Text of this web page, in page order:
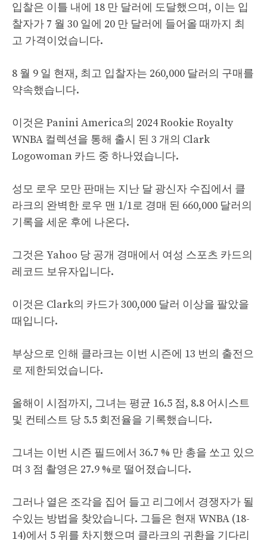
입찰은 이틀 내에 18 만 달러에 도달했으며, 이는 입
찰자가 7 월 30 일에 20 만 달러에 들어올 때까지 최
고 가격이었습니다.
8 월 9 일 현재, 최고 입찰자는 260,000 달러의 구매를
약속했습니다.
이것은 Panini America의 2024 Rookie Royalty
WNBA 컬렉션을 통해 출시 된 3 개의 Clark
Logowoman 카드 중 하나였습니다.
성모 로우 모만 판매는 지난 달 광신자 수집에서 클
라크의 완벽한 로우 맨 1/1로 경매 된 660,000 달러의
기록을 세운 후에 나온다.
그것은 Yahoo 당 공개 경매에서 여성 스포츠 카드의
레코드 보유자입니다.
이것은 Clark의 카드가 300,000 달러 이상을 팔았을
때입니다.
부상으로 인해 클라크는 이번 시즌에 13 번의 출전으
로 제한되었습니다.
올해이 시점까지, 그녀는 평균 16.5 점, 8.8 어시스트
및 컨테스트 당 5.5 회전율을 기록했습니다.
그녀는 이번 시즌 필드에서 36.7 % 만 총을 쏘고 있으
며 3 점 촬영은 27.9 %로 떨어졌습니다.
그러나 열은 조각을 집어 들고 리그에서 경쟁자가 될
수있는 방법을 찾았습니다. 그들은 현재 WNBA (18-
14)에서 5 위를 차지했으며 클라크의 귀환을 기다리